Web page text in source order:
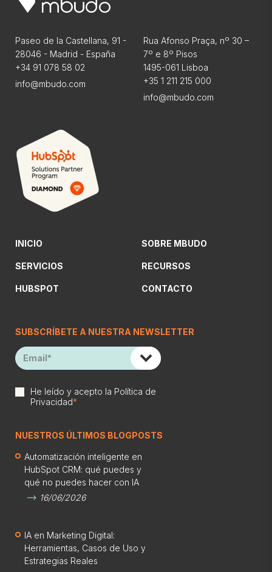
Paseo de la Castellana, 91 -
28046 - Madrid - España
+34 91 078 58 02
info@mbudo.com
Rua Afonso Praça, nº 30 –
7º e 8º Pisos
1495-061 Lisboa
+35 1 211 215 000
info@mbudo.com
INICIO
SERVICIOS
HUBSPOT
SOBRE MBUDO
RECURSOS
CONTACTO
SUBSCRÍBETE A NUESTRA NEWSLETTER
He leído y acepto la Política de
Privacidad*
NUESTROS ÚLTIMOS BLOGPOSTS
Automatización inteligente en
HubSpot CRM: qué puedes y
qué no puedes hacer con IA
16/06/2026
IA en Marketing Digital:
Herramientas, Casos de Uso y
Estrategias Reales